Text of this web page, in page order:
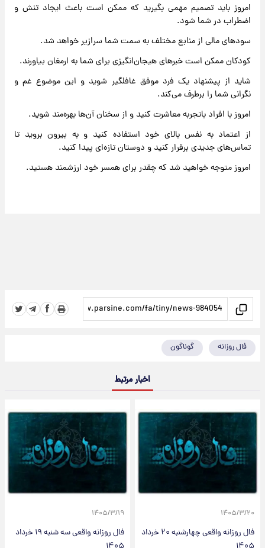
امروز باید تصمیم مهمی بگیرید که ممکن است باعث ایجاد تنش و
اضطراب در شما شود.
سودهای مالی از منابع مختلف به سمت شما سرازیر خواهد شد.
کودکان ممکن است خبرهای هیجان‌انگیزی برای شما به ارمغان بیاورند.
شاید از پیشنهاد یک فرد موفق غافلگیر شوید و این موضوع غم و
نگرانی شما را برطرف می‌کند.
امروز با افراد باتجربه معاشرت کنید و از سخنان آن‌ها بهره‌مند شوید.
از اعتماد به نفس بالای خود استفاده کنید و به بیرون بروید تا
تماس‌های جدیدی برقرار کنید و دوستان تازه‌ای پیدا کنید.
امروز متوجه خواهید شد که چقدر برای همسر خود ارزشمند هستید.
فال روزانه گوناگون
اخبار مرتبط
۱۴۰۵/۳/۲۰
فال روزانه واقعی چهارشنبه ۲۰ خرداد
۱۴۰۵/۳/۱۹
فال روزانه واقعی سه شنبه ۱۹ خرداد